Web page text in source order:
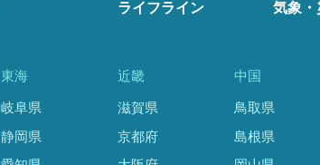
ライフライン 気象・
東海
岐阜県
静岡県
近畿
滋賀県
京都府
中国
鳥取県
島根県